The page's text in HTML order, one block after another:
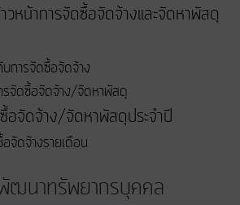
วหน้าการจัดซื้อจัดจ้างและจัดหาพัสดุ
การจัดซื้อจัดจ้าง
รจัดซื้อจัดจ้าง/จัดหาพัสดุ
อจัดจ้าง/จัดหาพัสดุประจำปี
จัดจ้างรายเดือน
พัฒนาทรัพยากรบุคคล